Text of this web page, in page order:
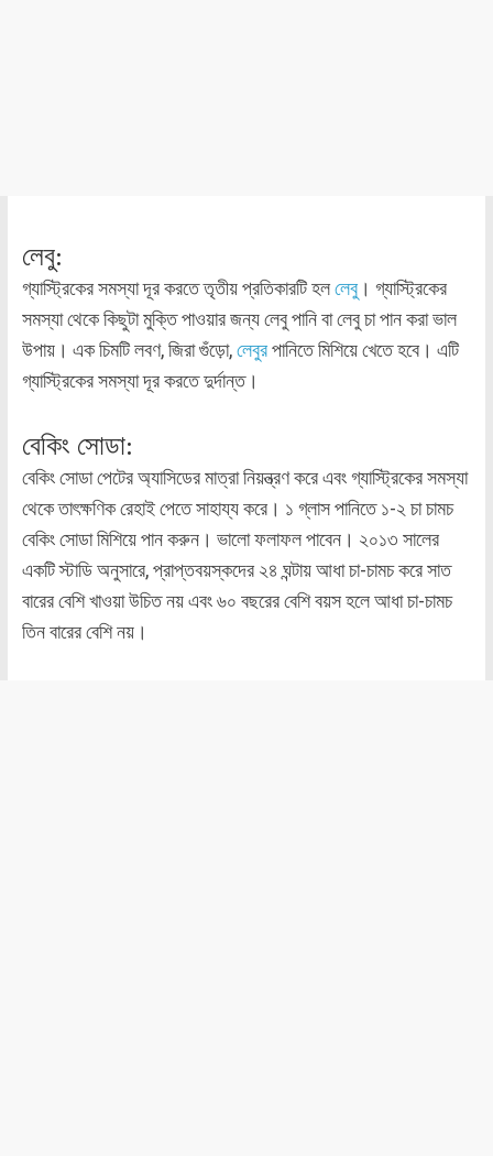
লেবু:
গ্যাস্ট্রিকের সমস্যা দূর করতে তৃতীয় প্রতিকারটি হললেবু। গ্যাস্ট্রিকের
সমস্যা থেকে কিছুটা মুক্তি পাওয়ার জন্য লেবু পানি বা লেবু চা পান করা ভাল
উপায়। এক চিমটি লবণ, জিরা গুঁড়ো,লেবুরপানিতে মিশিয়ে খেতে হবে। এটি
গ্যাস্ট্রিকের সমস্যা দূর করতে দুর্দান্ত।
বেকিং সোডা:
বেকিং সোডা পেটের অ্যাসিডের মাত্রা নিয়ন্ত্রণ করে এবং গ্যাস্ট্রিকের সমস্যা
থেকে তাৎক্ষণিক রেহাই পেতে সাহায্য করে। ১ গ্লাস পানিতে ১-২ চা চামচ
বেকিং সোডা মিশিয়ে পান করুন। ভালো ফলাফল পাবেন। ২০১৩ সালের
একটি স্টাডি অনুসারে, প্রাপ্তবয়স্কদের ২৪ ঘন্টায় আধা চা-চামচ করে সাত
বারের বেশি খাওয়া উচিত নয় এবং ৬০ বছরের বেশি বয়স হলে আধা চা-চামচ
তিন বারের বেশি নয়।